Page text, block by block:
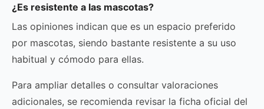
¿Es resistente a las mascotas?
Las opiniones indican que es un espacio preferido
por mascotas, siendo bastante resistente a su uso
habitual y cómodo para ellas.
Para ampliar detalles o consultar valoraciones
adicionales, se recomienda revisar la ficha oficial del